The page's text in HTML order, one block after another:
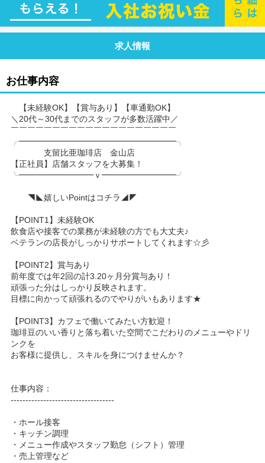
求人情報
お仕事内容
【未経験OK】【賞与あり】【車通勤OK】
＼20代～30代までのスタッフが多数活躍中／
￣￣￣￣￣￣￣￣￣￣￣￣￣￣￣￣￣￣￣￣
╭━━━━━━━━━━━━━━━━━━━╮
支留比亜珈琲店 金山店
【正社員】店舗スタッフを大募集！
╰━━━━━━━━━ｖ━━━━━━━━━╯
◥◣嬉しいPointはコチラ◢◤
【POINT1】未経験OK
飲食店や接客での業務が未経験の方でも大丈夫♪
ベテランの店長がしっかりサポートしてくれます☆彡
【POINT2】賞与あり
前年度では年2回の計3.20ヶ月分賞与あり！
頑張った分はしっかり反映されます。
目標に向かって頑張れるのでやりがいもあります★
【POINT3】カフェで働いてみたい方歓迎！
珈琲豆のいい香りと落ち着いた空間でこだわりのメニューやドリ
ンクを
お客様に提供し、スキルを身につけませんか？
仕事内容：
-----------------------------------
・ホール接客
・キッチン調理
・メニュー作成やスタッフ勤怠（シフト）管理
・売上管理など